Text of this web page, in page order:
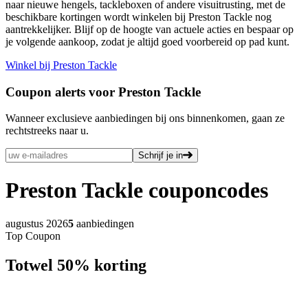
naar nieuwe hengels, tackleboxen of andere visuitrusting, met de
beschikbare kortingen wordt winkelen bij Preston Tackle nog
aantrekkelijker. Blijf op de hoogte van actuele acties en bespaar op
je volgende aankoop, zodat je altijd goed voorbereid op pad kunt.
Winkel bij Preston Tackle
Coupon alerts voor Preston Tackle
Wanneer exclusieve aanbiedingen bij ons binnenkomen, gaan ze
rechtstreeks naar u.
Schrijf je in
Preston Tackle couponcodes
augustus 20265 aanbiedingen
Top Coupon
Totwel 50% korting